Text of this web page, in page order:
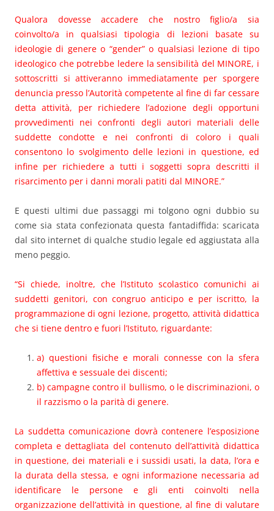
Qualora dovesse accadere che nostro figlio/a sia
coinvolto/a in qualsiasi tipologia di lezioni basate su
ideologie di genere o “gender” o qualsiasi lezione di tipo
ideologico che potrebbe ledere la sensibilità del MINORE, i
sottoscritti si attiveranno immediatamente per sporgere
denuncia presso l’Autorità competente al fine di far cessare
detta attività, per richiedere l’adozione degli opportuni
provvedimenti nei confronti degli autori materiali delle
suddette condotte e nei confronti di coloro i quali
consentono lo svolgimento delle lezioni in questione, ed
infine per richiedere a tutti i soggetti sopra descritti il
risarcimento per i danni morali patiti dal MINORE.”
E questi ultimi due passaggi mi tolgono ogni dubbio su
come sia stata confezionata questa fantadiffida: scaricata
dal sito internet di qualche studio legale ed aggiustata alla
meno peggio.
“Si chiede, inoltre, che l’Istituto scolastico comunichi ai
suddetti genitori, con congruo anticipo e per iscritto, la
programmazione di ogni lezione, progetto, attività didattica
che si tiene dentro e fuori l’Istituto, riguardante:
a) questioni fisiche e morali connesse con la sfera
affettiva e sessuale dei discenti;
b) campagne contro il bullismo, o le discriminazioni, o
il razzismo o la parità di genere.
La suddetta comunicazione dovrà contenere l’esposizione
completa e dettagliata del contenuto dell’attività didattica
in questione, dei materiali e i sussidi usati, la data, l’ora e
la durata della stessa, e ogni informazione necessaria ad
identificare le persone e gli enti coinvolti nella
organizzazione dell’attività in questione, al fine di valutare